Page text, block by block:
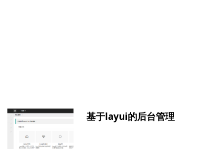
基于layui的后台管理